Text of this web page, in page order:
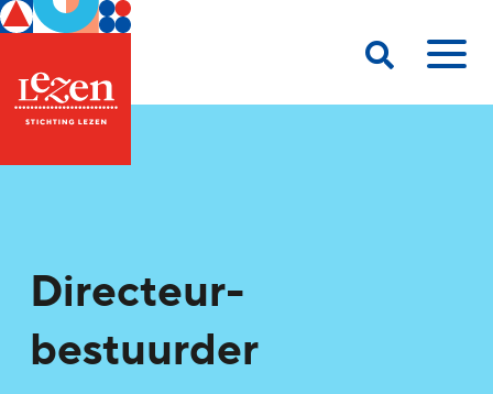
Directeur-
bestuurder